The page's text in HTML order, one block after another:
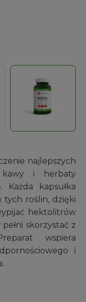
najlepszych
kawy i herbaty
kapsułka
tych roślin, dzięki
hektolitrów
skorzystać z
wspiera
i